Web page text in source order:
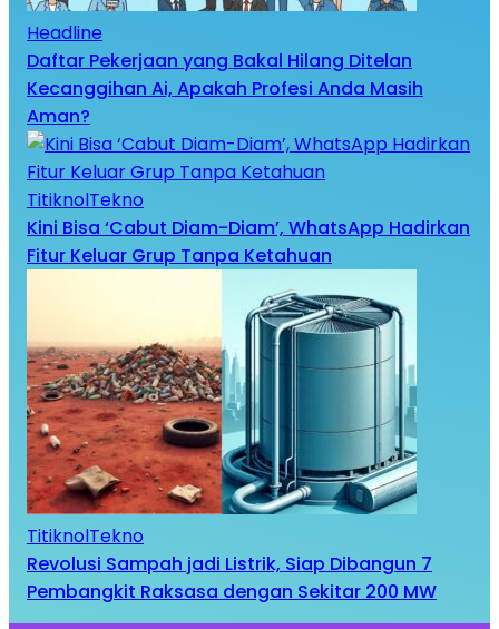
Headline
Daftar Pekerjaan yang Bakal Hilang Ditelan
Kecanggihan Ai, Apakah Profesi Anda Masih
Aman?
TitiknolTekno
Kini Bisa ‘Cabut Diam-Diam’, WhatsApp Hadirkan
Fitur Keluar Grup Tanpa Ketahuan
TitiknolTekno
Revolusi Sampah jadi Listrik, Siap Dibangun 7
Pembangkit Raksasa dengan Sekitar 200 MW